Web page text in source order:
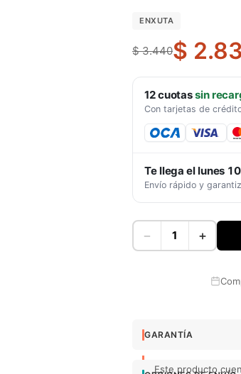
ENXUTA
$ 3.440$
12cuotassin
Con tarjetas de
Te llega ellunes
Envío rápido y
− +
GARANTÍA
Este producto